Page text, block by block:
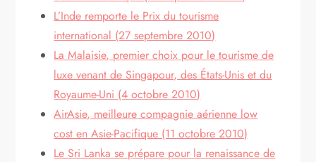
L’Inde remporte le Prix du tourisme
international (27 septembre 2010)
La Malaisie, premier choix pour le tourisme de
luxe venant de Singapour, des États-Unis et du
Royaume-Uni (4 octobre 2010)
AirAsie, meilleure compagnie aérienne low
cost en Asie-Pacifique (11 octobre 2010)
Le Sri Lanka se prépare pour la renaissance de